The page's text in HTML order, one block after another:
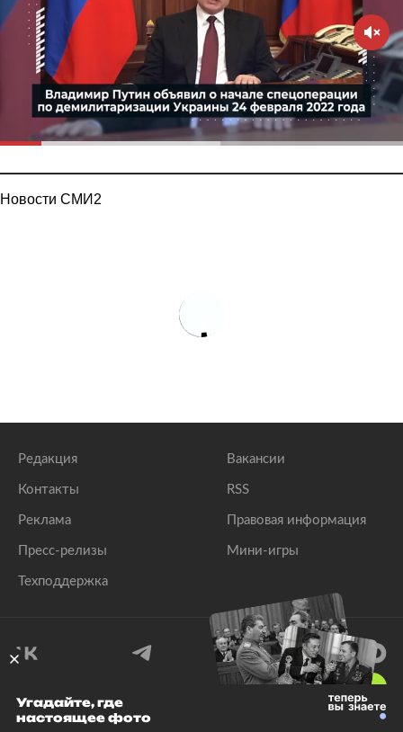
Новости СМИ2
Редакция
Контакты
Реклама
Пресс-релизы
Техподдержка
Вакансии
RSS
Правовая информация
Мини-игры
© 1999–2026 Все права защищены.
Угадайте, где
настоящее фото